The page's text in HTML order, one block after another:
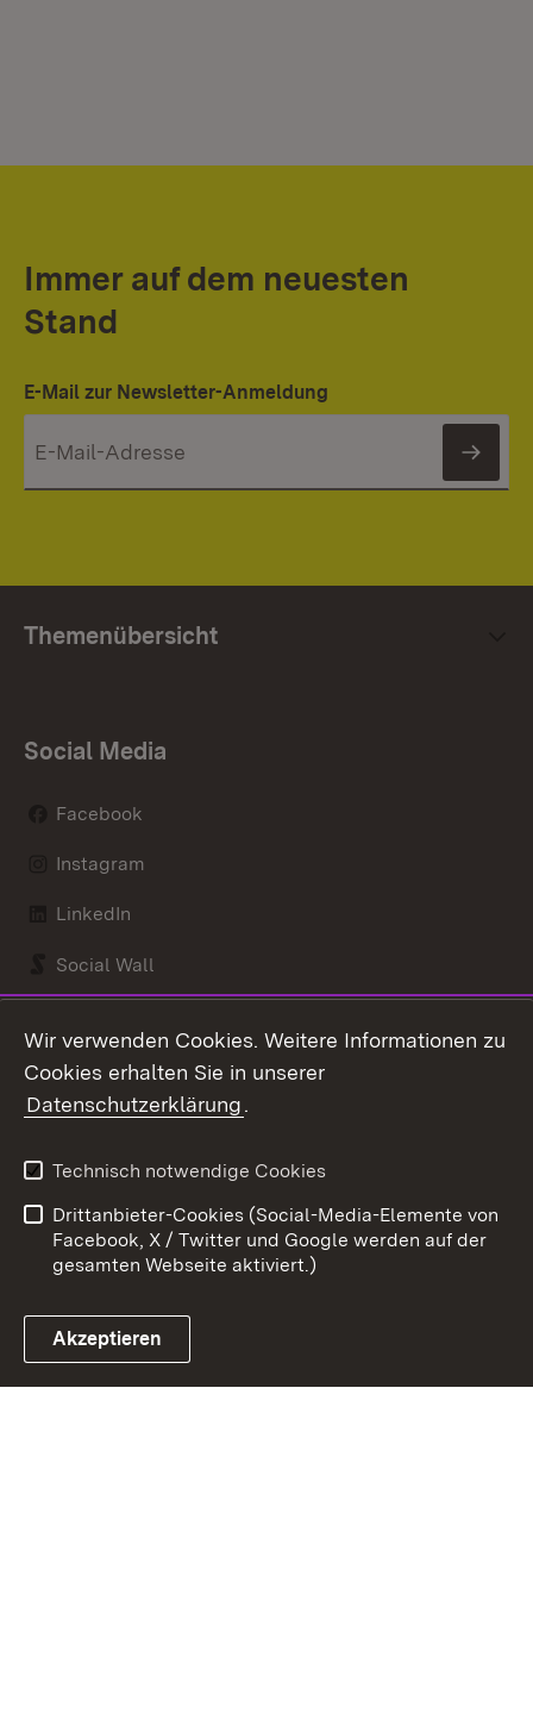
Immer auf dem neuesten
Stand
E-Mail zur Newsletter-Anmeldung
Themenübersicht
Social Media
Facebook
Instagram
LinkedIn
Social Wall
Link zum Landesportal
Kontakt
Barrierefreiheit
Impressum
Cookies
Wir verwenden Cookies. Weitere Informationen zu
Cookies erhalten Sie in unserer
Datenschutzerklärung.
Technisch notwendige Cookies
Drittanbieter-Cookies (Social-Media-Elemente von
Facebook, X / Twitter und Google werden auf der
gesamten Webseite aktiviert.)
Akzeptieren